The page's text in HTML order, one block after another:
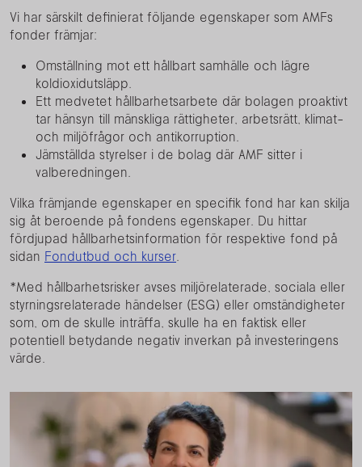
Vi har särskilt definierat följande egenskaper som AMFs
fonder främjar:
Omställning mot ett hållbart samhälle och lägre
koldioxidutsläpp.
Ett medvetet hållbarhetsarbete där bolagen proaktivt
tar hänsyn till mänskliga rättigheter, arbetsrätt, klimat-
och miljöfrågor och antikorruption.
Jämställda styrelser i de bolag där AMF sitter i
valberedningen.
Vilka främjande egenskaper en specifik fond har kan skilja
sig åt beroende på fondens egenskaper. Du hittar
fördjupad hållbarhetsinformation för respektive fond på
sidan Fondutbud och kurser.
*Med hållbarhetsrisker avses miljörelaterade, sociala eller
styrningsrelaterade händelser (ESG) eller omständigheter
som, om de skulle inträffa, skulle ha en faktisk eller
potentiell betydande negativ inverkan på investeringens
värde.